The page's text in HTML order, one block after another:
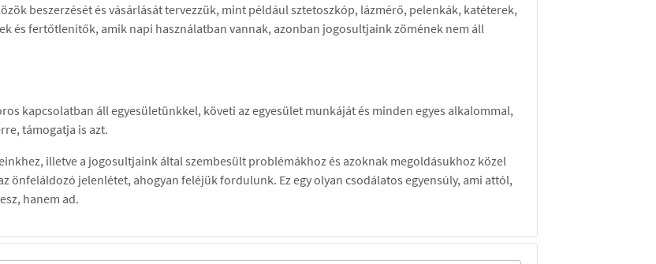
beszerzését és vásárlását tervezzük, mint például sztetoszkóp, lázmérő, pelenkák, katéterek,
és fertőtlenítők, amik napi használatban vannak, azonban jogosultjaink zömének nem áll
kapcsolatban áll egyesületünkkel, követi az egyesület munkáját és minden egyes alkalommal,
támogatja is azt.
illetve a jogosultjaink által szembesült problémákhoz és azoknak megoldásukhoz közel
önfeláldozó jelenlétet, ahogyan feléjük fordulunk. Ez egy olyan csodálatos egyensúly, ami attól,
hanem ad.